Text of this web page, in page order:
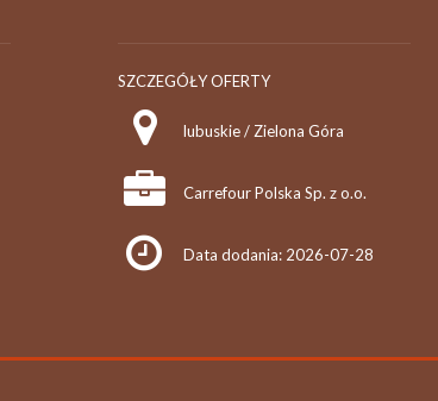
SZCZEGÓŁY OFERTY
lubuskie / Zielona Góra
Carrefour Polska Sp. z o.o.
Data dodania: 2026-07-28